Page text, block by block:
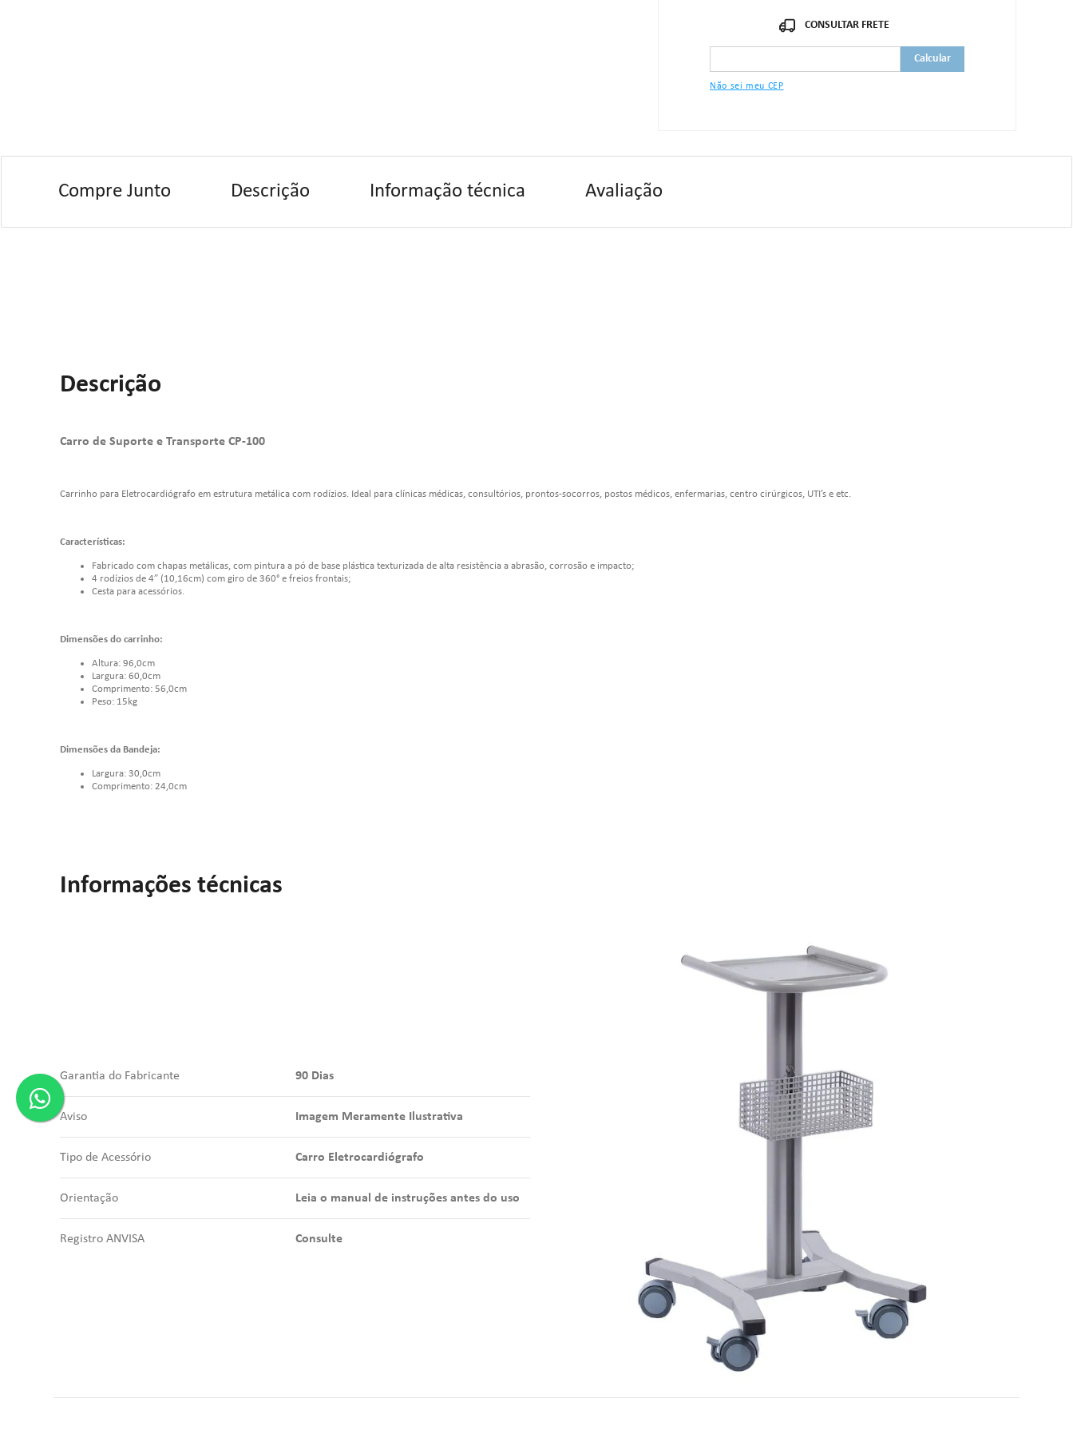
Não sei meu CEP
Compre Junto Descrição Informação técnica Avaliação
Descrição
Carro de Suporte e Transporte CP-100
Carrinho para Eletrocardiógrafo em estrutura metálica com rodízios. Ideal para clínicas médicas, consultórios, prontos-socorros, postos médicos, enfermarias, centro cirúrgicos, UTI’s e etc.
Características:
Fabricado com chapas metálicas, com pintura a pó de base plástica texturizada de alta resistência a abrasão, corrosão e impacto;
4 rodízios de 4” (10,16cm) com giro de 360° e freios frontais;
Cesta para acessórios.
Dimensões do carrinho:
Altura: 96,0cm
Largura: 60,0cm
Comprimento: 56,0cm
Peso: 15kg
Dimensões da Bandeja:
Largura: 30,0cm
Comprimento: 24,0cm
Informações técnicas
Garantia do Fabricante 90 Dias
Aviso Imagem Meramente Ilustrativa
Tipo de Acessório Carro Eletrocardiógrafo
Orientação Leia o manual de instruções antes do uso
Registro ANVISA Consulte